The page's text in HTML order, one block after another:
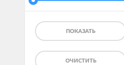
ПОКАЗАТЬ
ОЧИСТИТЬ